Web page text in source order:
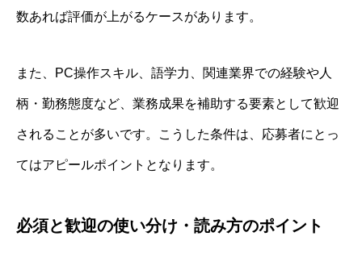
数あれば評価が上がるケースがあります。
また、PC操作スキル、語学力、関連業界での経験や人
柄・勤務態度など、業務成果を補助する要素として歓迎
されることが多いです。こうした条件は、応募者にとっ
てはアピールポイントとなります。
必須と歓迎の使い分け・読み方のポイント